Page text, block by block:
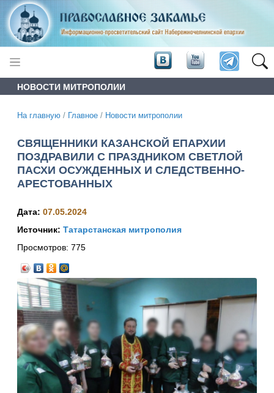
НОВОСТИ МИТРОПОЛИИ
На главную / Главное / Новости митрополии
СВЯЩЕННИКИ КАЗАНСКОЙ ЕПАРХИИ
ПОЗДРАВИЛИ С ПРАЗДНИКОМ СВЕТЛОЙ
ПАСХИ ОСУЖДЕННЫХ И СЛЕДСТВЕННО-
АРЕСТОВАННЫХ
Дата: 07.05.2024
Источник: Татарстанская митрополия
Просмотров: 775